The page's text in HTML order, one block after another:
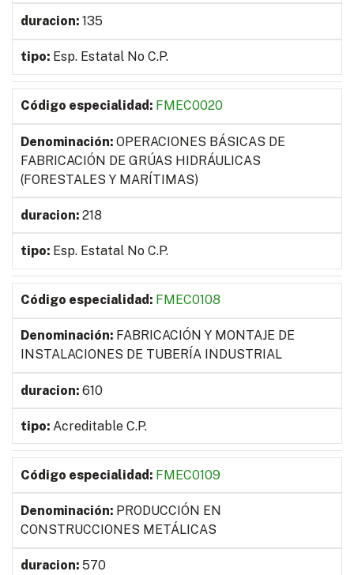
135
Esp. Estatal No C.P.
FMEC0020
OPERACIONES BÁSICAS DE
FABRICACIÓN DE GRÚAS HIDRÁULICAS
(FORESTALES Y MARÍTIMAS)
218
Esp. Estatal No C.P.
FMEC0108
FABRICACIÓN Y MONTAJE DE
INSTALACIONES DE TUBERÍA INDUSTRIAL
610
Acreditable C.P.
FMEC0109
PRODUCCIÓN EN
CONSTRUCCIONES METÁLICAS
570